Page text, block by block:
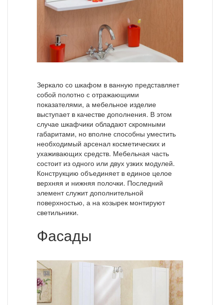
Зеркало со шкафом в ванную представляет
собой полотно с отражающими
показателями, а мебельное изделие
выступает в качестве дополнения. В этом
случае шкафчики обладают скромными
габаритами, но вполне способны уместить
необходимый арсенал косметических и
ухаживающих средств. Мебельная часть
состоит из одного или двух узких модулей.
Конструкцию объединяет в единое целое
верхняя и нижняя полочки. Последний
элемент служит дополнительной
поверхностью, а на козырек монтируют
светильники.
Фасады